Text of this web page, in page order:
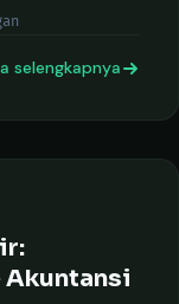
selengkapnya
Akuntansi